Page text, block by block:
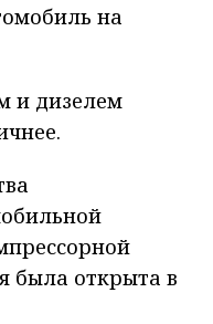
на
и дизелем
была открыта в